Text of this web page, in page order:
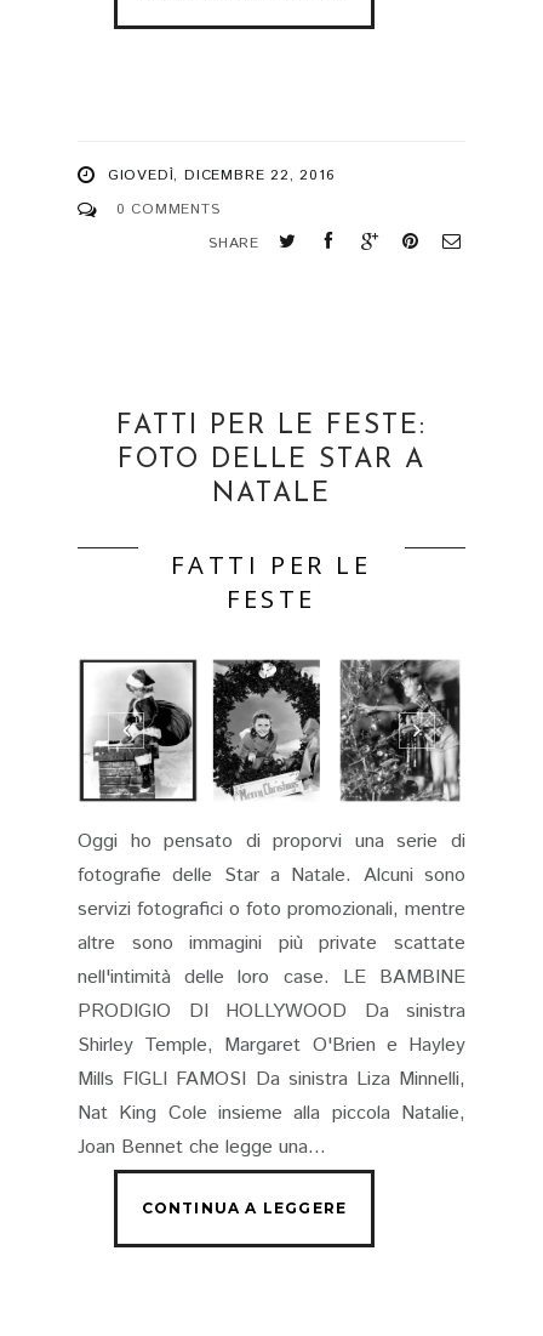
GIOVEDÌ, DICEMBRE 22, 2016
0 COMMENTS
SHARE
FATTI PER LE FESTE:
FOTO DELLE STAR A
NATALE
FATTI PER LE
FESTE
Oggi ho pensato di proporvi una serie di
fotografie delle Star a Natale. Alcuni sono
servizi fotografici o foto promozionali, mentre
altre sono immagini più private scattate
nell'intimità delle loro case. LE BAMBINE
PRODIGIO DI HOLLYWOOD Da sinistra
Shirley Temple, Margaret O'Brien e Hayley
Mills FIGLI FAMOSI Da sinistra Liza Minnelli,
Nat King Cole insieme alla piccola Natalie,
Joan Bennet che legge una...